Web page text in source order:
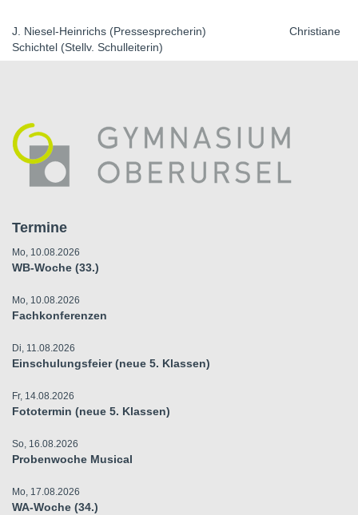
J. Niesel-Heinrichs (Pressesprecherin) Christiane
Schichtel (Stellv. Schulleiterin)
Termine
Mo, 10.08.2026
WB-Woche (33.)
Mo, 10.08.2026
Fachkonferenzen
Di, 11.08.2026
Einschulungsfeier (neue 5. Klassen)
Fr, 14.08.2026
Fototermin (neue 5. Klassen)
So, 16.08.2026
Probenwoche Musical
Mo, 17.08.2026
WA-Woche (34.)